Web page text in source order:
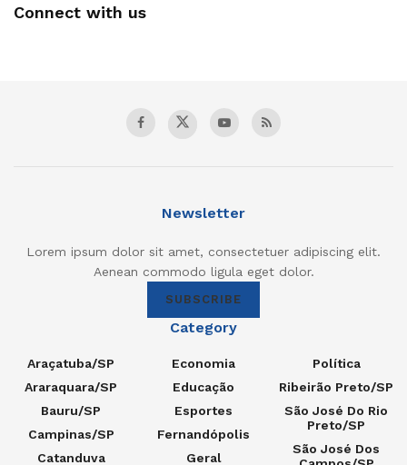
Connect with us
Newsletter
Lorem ipsum dolor sit amet, consectetuer adipiscing elit.
Aenean commodo ligula eget dolor.
SUBSCRIBE
Category
Araçatuba/SP
Araraquara/SP
Bauru/SP
Campinas/SP
Catanduva
Economia
Educação
Esportes
Fernandópolis
Geral
Política
Ribeirão Preto/SP
São José Do Rio
Preto/SP
São José Dos